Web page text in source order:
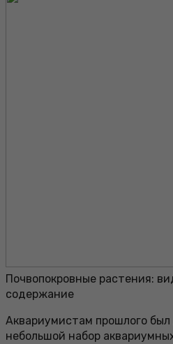
Почвопокровные растения:
содержание
Аквариумистам прошлого
небольшой набор